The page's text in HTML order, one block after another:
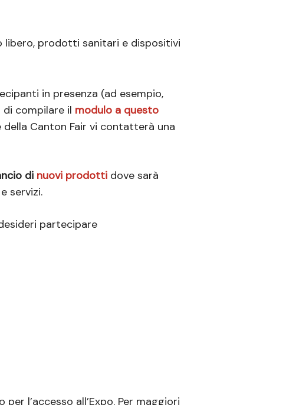
libero, prodotti sanitari e dispositivi
in presenza (ad esempio,
compilare il modulo a questo
della Canton Fair vi contatterà una
di nuovi prodotti dove sarà
servizi.
partecipare
l’accesso all’Expo. Per maggiori